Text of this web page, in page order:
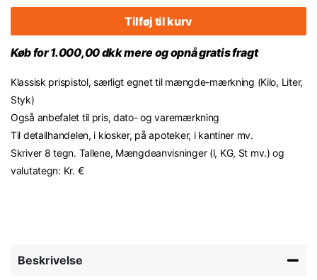
Tilføj til kurv
Køb for 1.000,00 dkk mere og opnå gratis fragt
Klassisk prispistol, særligt egnet til mængde-mærkning (Kilo, Liter,
Styk)
Også anbefalet til pris, dato- og varemærkning
Til detailhandelen, i kiosker, på apoteker, i kantiner mv.
Skriver 8 tegn. Tallene, Mængdeanvisninger (l, KG, St mv.) og
valutategn: Kr. €
Beskrivelse